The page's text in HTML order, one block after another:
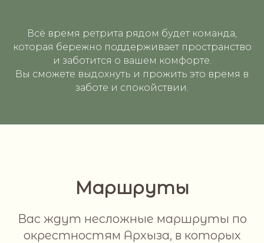
Всё время ретрита рядом будет команда,
которая бережно поддерживает пространство
и заботится о вашем комфорте.
Вы сможете выдохнуть и прожить это время в
заботе и спокойствии.
Маршруты
Вас ждут несложные маршруты по
окрестностям Архыза, в которых